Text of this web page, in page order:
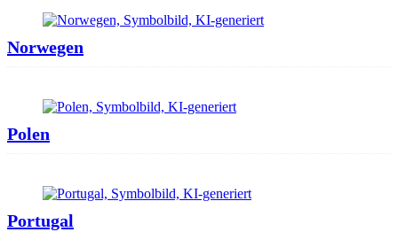
Norwegen
Polen
Portugal